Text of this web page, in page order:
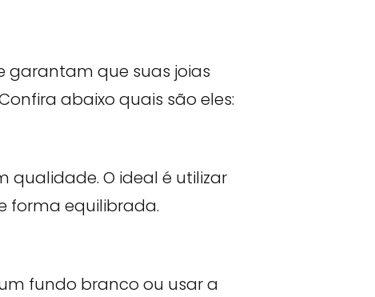
garantam que suas joias
abaixo quais são eles:
O ideal é utilizar
forma equilibrada.
fundo branco ou usar a